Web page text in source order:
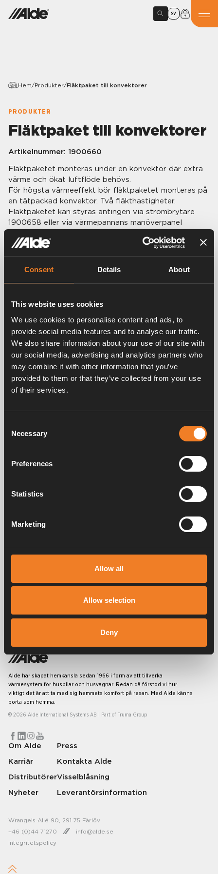
Consent Details About
This website uses cookies
We use cookies to personalise content and ads, to
provide social media features and to analyse our traffic.
We also share information about your use of our site with
our social media, advertising and analytics partners who
may combine it with other information that you’ve
provided to them or that they’ve collected from your use
of their services.
Selection
Necessary
Preferences
Statistics
Marketing
Allow all
Allow selection
Deny
SV
Hem/Produkter/Fläktpaket till konvektorer
PRODUKTER
Fläktpaket till konvektorer
Artikelnummer: 1900660
Fläktpaketet monteras under en konvektor där extra
värme och ökat luftflöde behövs.
För högsta värmeeffekt bör fläktpaketet monteras på
en tätpackad konvektor. Två fläkthastigheter.
Fläktpaketet kan styras antingen via strömbrytare
1900658 eller via värmepannans manöverpanel
värmepannan).
Teknisk data:
Relaterade produkter
Strömbrytare
Frågor & svar
Manualer & dokument
Service & support
Alde har skapat hemkänsla sedan 1966 i form av att tillverka
värmesystem för husbilar och husvagnar. Redan då förstod vi hur
viktigt det är att ta med sig hemmets komfort på resan. Med Alde känns
borta som hemma.
© 2026 Alde International Systems AB | Part of Truma Group
Om Alde
Karriär
Distributörer
Nyheter
Press
Kontakta Alde
Visselblåsning
Leverantörsinformation
Integritetspolicy
Wrangels Allé 90, 291 75 Färlöv
+46 (0)44 71270
info@alde.se